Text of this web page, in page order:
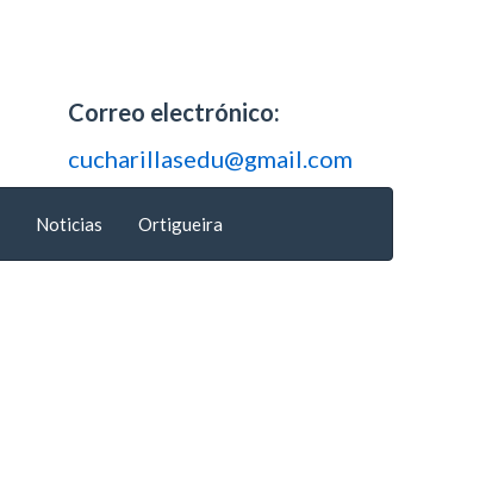
Correo electrónico:
cucharillasedu@gmail.com
Noticias Ortigueira